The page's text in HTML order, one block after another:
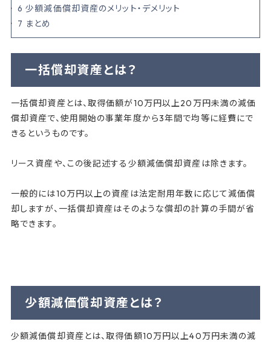
6 少額減価償却資産のメリット・デメリット
7 まとめ
一括償却資産とは？
一括償却資産とは、取得価額が10万円以上20万円未満の減価
償却資産で、使用開始の事業年度から3年間で均等に経費にで
きるというものです。
リース資産や、この後記述する少額減価償却資産は除きます。
一般的には10万円以上の資産は法定耐用年数に応じて減価償
却しますが、一括償却資産はそのような償却の計算の手間が省
略できます。
少額減価償却資産とは？
少額減価償却資産とは、取得価額10万円以上40万円未満の減